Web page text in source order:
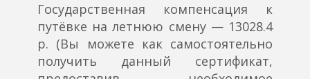
Государственная компенсация к
путёвке на летнюю смену — 13028.4
р. (Вы можете как самостоятельно
получить данный сертификат,